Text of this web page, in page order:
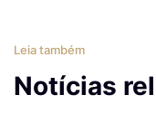
Leia também
Notícias